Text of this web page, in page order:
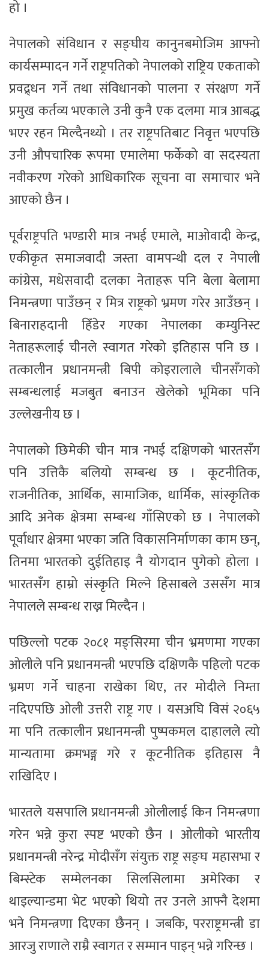
हो ।
नेपालको संविधान र सङ्घीय कानुनबमोजिम आफ्नो
कार्यसम्पादन गर्ने राष्ट्रपतिको नेपालको राष्ट्रिय एकताको
प्रवद्र्धन गर्ने तथा संविधानको पालना र संरक्षण गर्ने
प्रमुख कर्तव्य भएकाले उनी कुनै एक दलमा मात्र आबद्ध
भएर रहन मिल्दैनथ्यो । तर राष्ट्रपतिबाट निवृत्त भएपछि
उनी औपचारिक रूपमा एमालेमा फर्केको वा सदस्यता
नवीकरण गरेको आधिकारिक सूचना वा समाचार भने
आएको छैन ।
पूर्वराष्ट्रपति भण्डारी मात्र नभई एमाले, माओवादी केन्द्र,
एकीकृत समाजवादी जस्ता वामपन्थी दल र नेपाली
कांग्रेस, मधेसवादी दलका नेताहरू पनि बेला बेलामा
निमन्त्रणा पाउँछन् र मित्र राष्ट्रको भ्रमण गरेर आउँछन् ।
बिनाराहदानी हिँडेर गएका नेपालका कम्युनिस्ट
नेताहरूलाई चीनले स्वागत गरेको इतिहास पनि छ ।
तत्कालीन प्रधानमन्त्री बिपी कोइरालाले चीनसँगको
सम्बन्धलाई मजबुत बनाउन खेलेको भूमिका पनि
उल्लेखनीय छ ।
नेपालको छिमेकी चीन मात्र नभई दक्षिणको भारतसँग
पनि उत्तिकै बलियो सम्बन्ध छ । कूटनीतिक,
राजनीतिक, आर्थिक, सामाजिक, धार्मिक, सांस्कृतिक
आदि अनेक क्षेत्रमा सम्बन्ध गाँसिएको छ । नेपालको
पूर्वाधार क्षेत्रमा भएका जति विकासनिर्माणका काम छन्,
तिनमा भारतको दुईतिहाइ नै योगदान पुगेको होला ।
भारतसँग हाम्रो संस्कृति मिल्ने हिसाबले उससँग मात्र
नेपालले सम्बन्ध राख्न मिल्दैन ।
पछिल्लो पटक २०८१ मङ्सिरमा चीन भ्रमणमा गएका
ओलीले पनि प्रधानमन्त्री भएपछि दक्षिणकै पहिलो पटक
भ्रमण गर्ने चाहना राखेका थिए, तर मोदीले निम्ता
नदिएपछि ओली उत्तरी राष्ट्र गए । यसअघि विसं २०६५
मा पनि तत्कालीन प्रधानमन्त्री पुष्पकमल दाहालले त्यो
मान्यतामा क्रमभङ्ग गरे र कूटनीतिक इतिहास नै
राखिदिए ।
भारतले यसपालि प्रधानमन्त्री ओलीलाई किन निमन्त्रणा
गरेन भन्ने कुरा स्पष्ट भएको छैन । ओलीको भारतीय
प्रधानमन्त्री नरेन्द्र मोदीसँग संयुक्त राष्ट्र सङ्घ महासभा र
बिम्स्टेक सम्मेलनका सिलसिलामा अमेरिका र
थाइल्यान्डमा भेट भएको थियो तर उनले आफ्नै देशमा
भने निमन्त्रणा दिएका छैनन् । जबकि, परराष्ट्रमन्त्री डा
आरजु राणाले राम्रै स्वागत र सम्मान पाइन् भन्ने गरिन्छ ।